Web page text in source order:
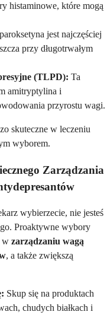
histaminowe, które mogą
jest najczęściej
przy długotrwałym
(TLPD): Ta
amitryptylina i
przyrostu wagi.
skuteczne w leczeniu
wyborem.
Zarządzania
wybierzecie, nie jesteś
Proaktywne wybory
w zarządzaniu wagą
, a także zwiększą
Skup się na produktach
chudych białkach i